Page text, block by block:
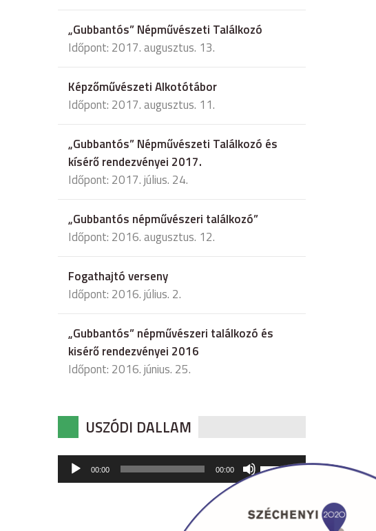
„Gubbantós” Népművészeti Találkozó
Időpont: 2017. augusztus. 13.
Képzőművészeti Alkotótábor
Időpont: 2017. augusztus. 11.
„Gubbantós” Népművészeti Találkozó és
kísérő rendezvényei 2017.
Időpont: 2017. július. 24.
„Gubbantós népművészeri találkozó”
Időpont: 2016. augusztus. 12.
Fogathajtó verseny
Időpont: 2016. július. 2.
„Gubbantós” népművészeri találkozó és
kisérő rendezvényei 2016
Időpont: 2016. június. 25.
USZÓDI DALLAM
Audió
lejátszó
00:00 00:00
hangerő
csökkentéséhez